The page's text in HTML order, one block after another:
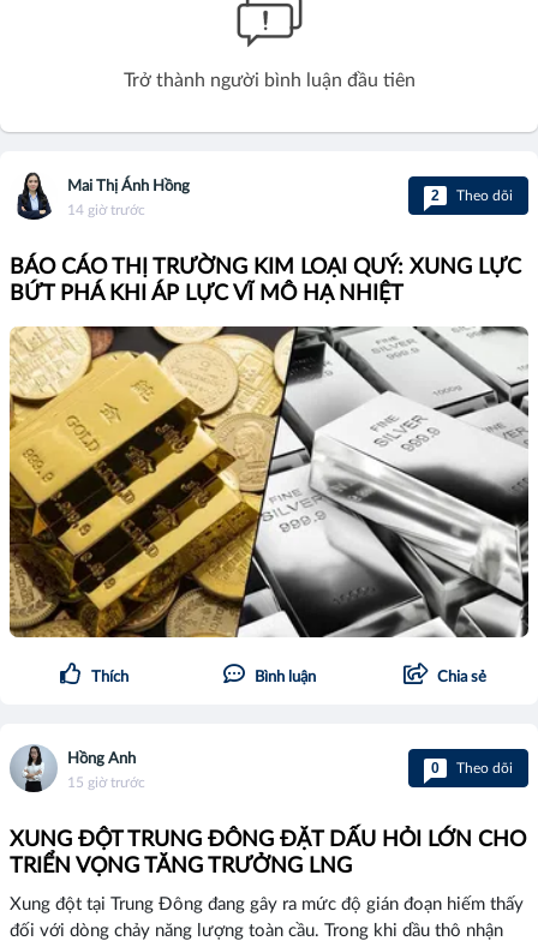
Trở thành người bình luận đầu tiên
Mai Thị Ánh Hồng
14 giờ trước
2 Theo dõi
BÁO CÁO THỊ TRƯỜNG KIM LOẠI QUÝ: XUNG LỰC
BỨT PHÁ KHI ÁP LỰC VĨ MÔ HẠ NHIỆT
Thích Bình luận Chia sẻ
Hồng Anh
15 giờ trước
0 Theo dõi
XUNG ĐỘT TRUNG ĐÔNG ĐẶT DẤU HỎI LỚN CHO
TRIỂN VỌNG TĂNG TRƯỞNG LNG
Xung đột tại Trung Đông đang gây ra mức độ gián đoạn hiếm thấy
đối với dòng chảy năng lượng toàn cầu. Trong khi dầu thô nhận